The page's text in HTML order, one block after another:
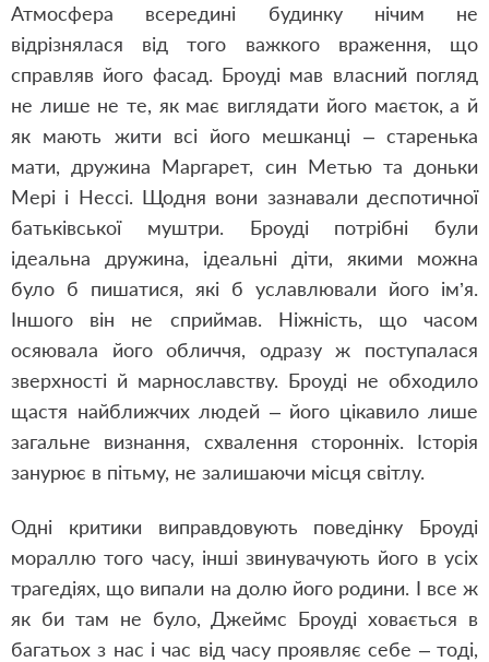
Атмосфера всередині будинку нічим не
відрізнялася від того важкого враження, що
справляв його фасад. Броуді мав власний погляд
не лише не те, як має виглядати його маєток, а й
як мають жити всі його мешканці – старенька
мати, дружина Маргарет, син Метью та доньки
Мері і Нессі. Щодня вони зазнавали деспотичної
батьківської муштри. Броуді потрібні були
ідеальна дружина, ідеальні діти, якими можна
було б пишатися, які б уславлювали його ім’я.
Іншого він не сприймав. Ніжність, що часом
осяювала його обличчя, одразу ж поступалася
зверхності й марнославству. Броуді не обходило
щастя найближчих людей – його цікавило лише
загальне визнання, схвалення сторонніх. Історія
занурює в пітьму, не залишаючи місця світлу.
Одні критики виправдовують поведінку Броуді
мораллю того часу, інші звинувачують його в усіх
трагедіях, що випали на долю його родини. І все ж
як би там не було, Джеймс Броуді ховається в
багатьох з нас і час від часу проявляє себе – тоді,